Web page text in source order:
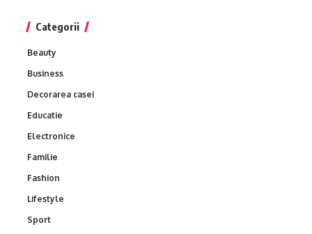
Categorii
Beauty
Business
Decorarea casei
Educatie
Electronice
Familie
Fashion
Lifestyle
Sport